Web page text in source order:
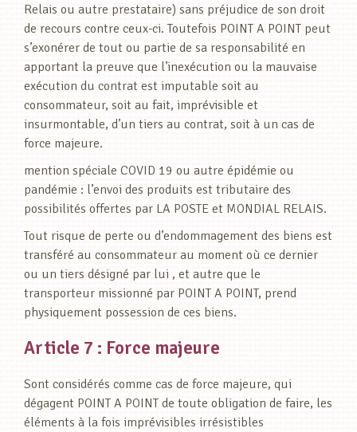
Relais ou autre prestataire) sans préjudice de son droit
de recours contre ceux-ci. Toutefois POINT A POINT peut
s’exonérer de tout ou partie de sa responsabilité en
apportant la preuve que l’inexécution ou la mauvaise
exécution du contrat est imputable soit au
consommateur, soit au fait, imprévisible et
insurmontable, d’un tiers au contrat, soit à un cas de
force majeure.
mention spéciale COVID 19 ou autre épidémie ou
pandémie : l’envoi des produits est tributaire des
possibilités offertes par LA POSTE et MONDIAL RELAIS.
Tout risque de perte ou d’endommagement des biens est
transféré au consommateur au moment où ce dernier
ou un tiers désigné par lui , et autre que le
transporteur missionné par POINT A POINT, prend
physiquement possession de ces biens.
Article 7 : Force majeure
Sont considérés comme cas de force majeure, qui
dégagent POINT A POINT de toute obligation de faire, les
éléments à la fois imprévisibles irrésistibles